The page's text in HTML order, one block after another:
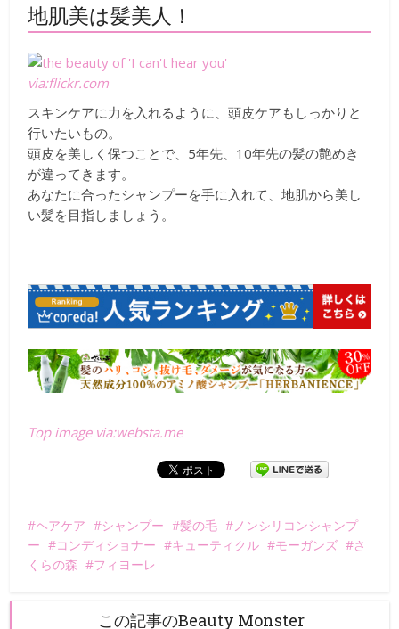
地肌美は髪美人！
via:flickr.com
スキンケアに力を入れるように、頭皮ケアもしっかりと
行いたいもの。
頭皮を美しく保つことで、5年先、10年先の髪の艶めき
が違ってきます。
あなたに合ったシャンプーを手に入れて、地肌から美し
い髪を目指しましょう。
Top image via:websta.me
ヘアケア シャンプー 髪の毛
ノンシリコンシャンプ
ー
コンディショナー キューティクル モーガンズ
さ
くらの森
フィヨーレ
この記事のBeauty Monster